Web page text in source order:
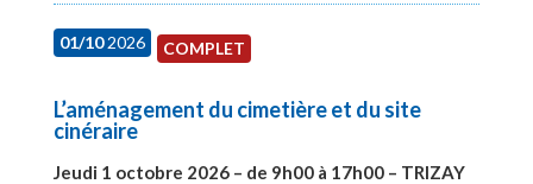
01/102026 COMPLET
L’aménagement du cimetière et du site
cinéraire
Jeudi 1 octobre 2026 – de 9h00 à 17h00 – TRIZAY